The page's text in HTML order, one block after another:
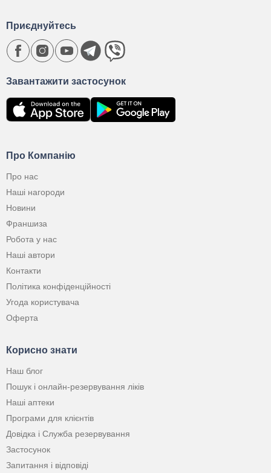
Про Компанію
Про нас
Наші нагороди
Новини
Франшиза
Робота у нас
Наші автори
Контакти
Політика конфіденційності
Угода користувача
Оферта
Корисно знати
Наш блог
Пошук і онлайн-резервування ліків
Наші аптеки
Програми для клієнтів
Довідка і Служба резервування
Застосунок
Запитання і відповіді
Завантажити застосунок
Приєднуйтесь